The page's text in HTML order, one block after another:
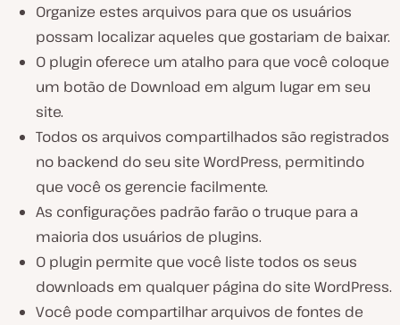
Organize estes arquivos para que os usuários
possam localizar aqueles que gostariam de baixar.
O plugin oferece um atalho para que você coloque
um botão de Download em algum lugar em seu
site.
Todos os arquivos compartilhados são registrados
no backend do seu site WordPress, permitindo
que você os gerencie facilmente.
As configurações padrão farão o truque para a
maioria dos usuários de plugins.
O plugin permite que você liste todos os seus
downloads em qualquer página do site WordPress.
Você pode compartilhar arquivos de fontes de